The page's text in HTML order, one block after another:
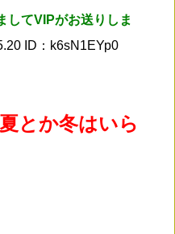
してVIPがお送りしま
ID：k6sN1EYp0
とか冬はいら